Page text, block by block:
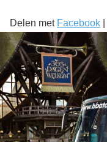
Delen met Facebook